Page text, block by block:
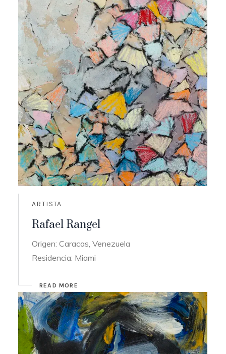
ARTISTA
Rafael Rangel
Origen: Caracas, Venezuela
Residencia: Miami
READ MORE